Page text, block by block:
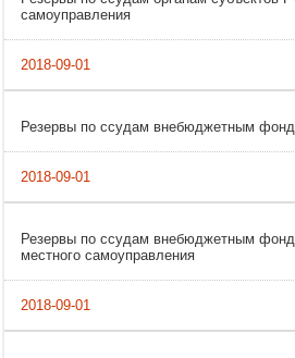
самоуправления
Резервы по ссудам внебюджетным
Резервы по ссудам внебюджетным
местного самоуправления